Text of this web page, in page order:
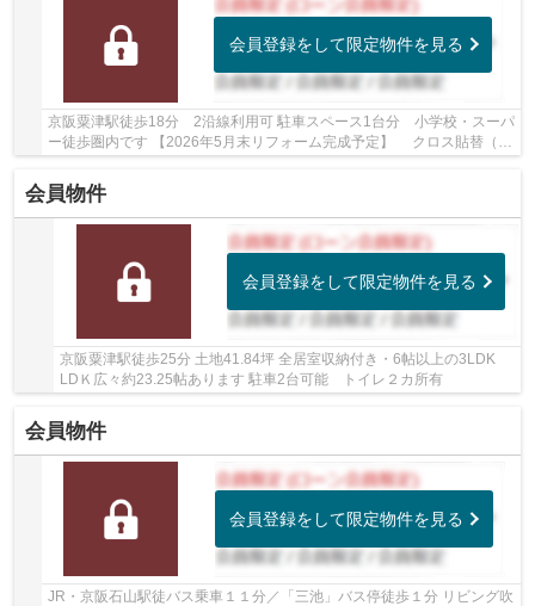
会員登録をして限定物件を見る
京阪粟津駅徒歩18分 2沿線利用可 駐車スペース1台分 小学校・スーパ
ー徒歩圏内です 【2026年5月末リフォーム完成予定】 クロス貼替（1
階壁・天井、LDK・洗面・トイレ・廊下、2階洋...
会員物件
会員登録をして限定物件を見る
京阪粟津駅徒歩25分 土地41.84坪 全居室収納付き・6帖以上の3LDK
LDＫ広々約23.25帖あります 駐車2台可能 トイレ２カ所有
会員物件
会員登録をして限定物件を見る
JR・京阪石山駅徒バス乗車１１分／「三池」バス停徒歩１分 リビング吹